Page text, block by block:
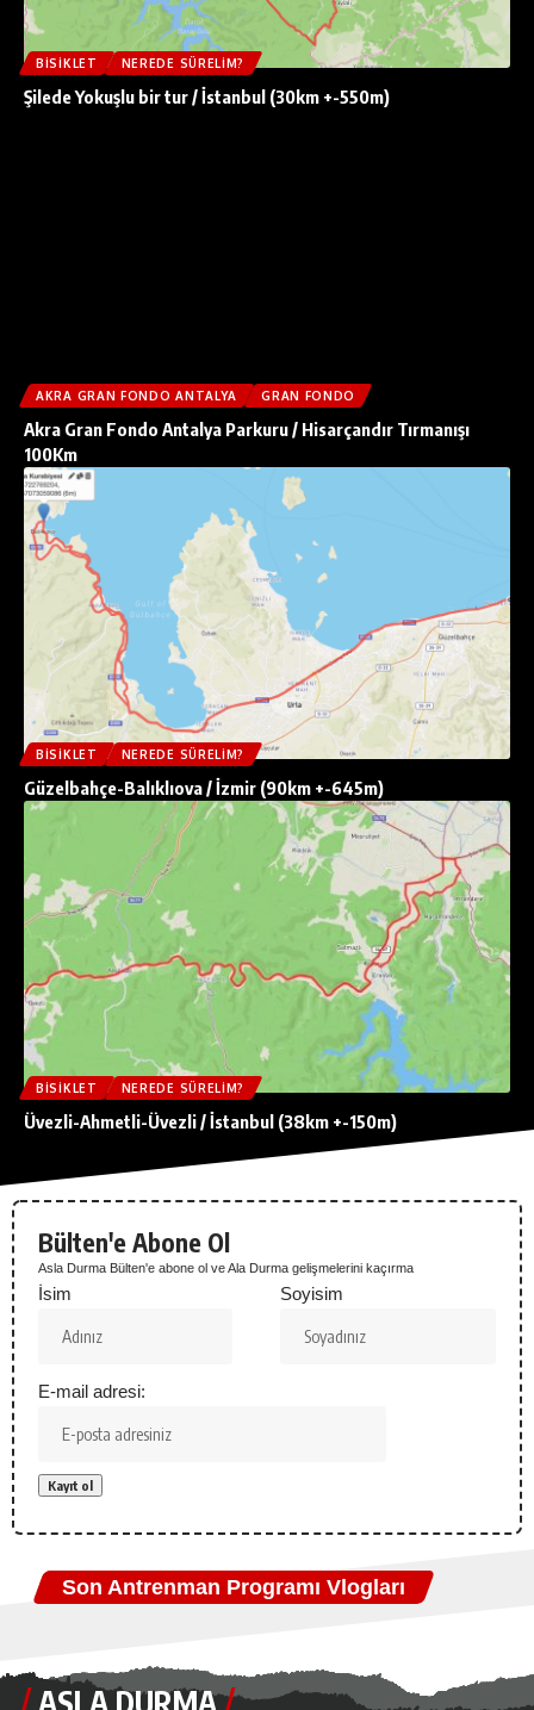
BISIKLET NEREDE SÜRELIM?
Şilede Yokuşlu bir tur / İstanbul (30km +-550m)
AKRA GRAN FONDO ANTALYA GRAN FONDO
Akra Gran Fondo Antalya Parkuru / Hisarçandır Tırmanışı
100Km
BISIKLET NEREDE SÜRELIM?
Güzelbahçe-Balıklıova / İzmir (90km +-645m)
BISIKLET NEREDE SÜRELIM?
Üvezli-Ahmetli-Üvezli / İstanbul (38km +-150m)
Bülten'e Abone Ol
Asla Durma Bülten'e abone ol ve Ala Durma gelişmelerini kaçırma
İsim Soyisim
E-mail adresi:
Son Antrenman Programı Vlogları